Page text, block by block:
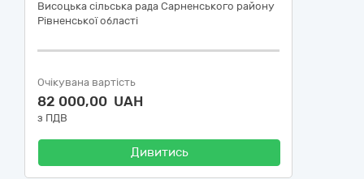
Висоцька сільська рада Сарненського району
Рівненської області
Очікувана вартість
82 000,00 UAH
з ПДВ
Дивитись